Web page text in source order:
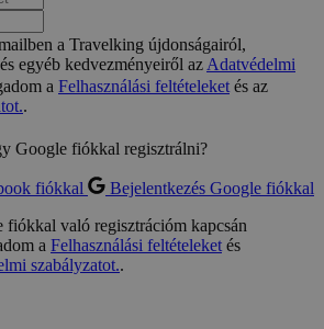
a Travelking újdonságairól,
egyéb kedvezményeiről azAdatvédelmi
a Felhasználási feltételeketés az
.
Google fiókkal regisztrálni?
fiókkal
Bejelentkezés Google fiókkal
fiókkal való regisztrációm kapcsán
a Felhasználási feltételeketés
szabályzatot..